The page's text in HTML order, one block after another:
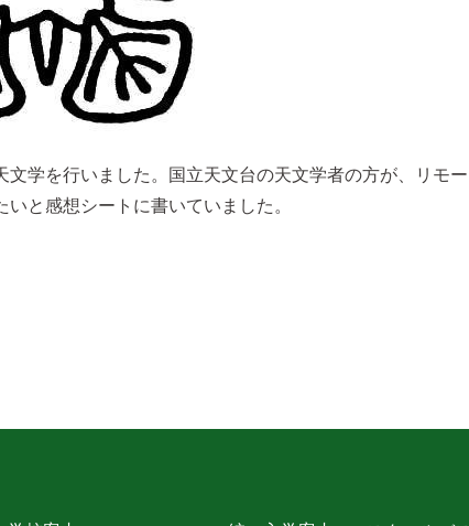
文学を行いました。国立天文台の天文学者の方が、リ
いと感想シートに書いていました。